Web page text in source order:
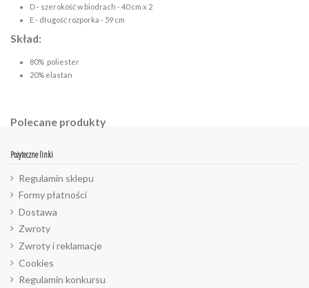
D - szerokość w biodrach - 40 cm x 2
E - długość rozporka - 59 cm
Skład:
80% poliester
20% elastan
Polecane produkty
Pożyteczne linki
Regulamin sklepu
Formy płatności
Dostawa
Zwroty
Zwroty i reklamacje
Cookies
Regulamin konkursu